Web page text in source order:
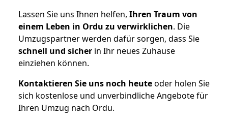
Lassen Sie uns Ihnen helfen, Ihren Traum von
einem Leben in Ordu zu verwirklichen. Die
Umzugspartner werden dafür sorgen, dass Sie
schnell und sicher in Ihr neues Zuhause
einziehen können.
Kontaktieren Sie uns noch heuteoder holen Sie
sich kostenlose und unverbindliche Angebote für
Ihren Umzug nach Ordu.